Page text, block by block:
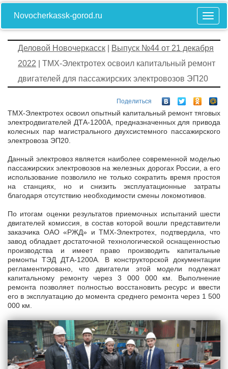
Novocherkassk-gorod.ru
Деловой Новочеркасск
Выпуск №44 от 21 декабря
2022 | ТМХ-Электротех освоил капитальный ремонт
двигателей для пассажирских электровозов ЭП20
Поделиться
ТМХ-Электротех освоил опытный капитальный ремонт тяговых
электродвигателей ДТА-1200А, предназначенных для привода
колесных пар магистрального двухсистемного пассажирского
электровоза ЭП20.
Данный электровоз является наиболее современной моделью
пассажирских электровозов на железных дорогах России, а его
использование позволило не только сократить время простоя
на станциях, но и снизить эксплуатационные затраты
благодаря отсутствию необходимости смены локомотивов.
По итогам оценки результатов приемочных испытаний шести
двигателей комиссия, в состав которой вошли представители
заказчика ОАО «РЖД» и ТМХ-Электротех, подтвердила, что
завод обладает достаточной технологической оснащенностью
производства и имеет право производить капитальные
ремонты ТЭД ДТА-1200А. В конструкторской документации
регламентировано, что двигатели этой модели подлежат
капитальному ремонту через 3 000 000 км. Выполнение
ремонта позволяет полностью восстановить ресурс и ввести
его в эксплуатацию до момента среднего ремонта через 1 500
000 км.